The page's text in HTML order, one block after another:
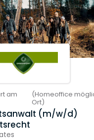
am
(Homeoffice
Ort)
(m/w/d)